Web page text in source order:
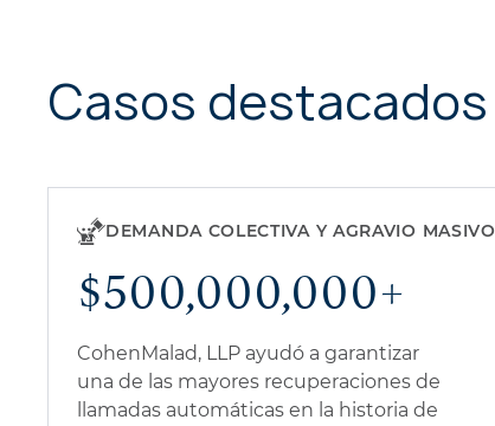
Casos destacados
DEMANDA COLECTIVA Y AGRAVIO MASIVO
$500,000,000+
CohenMalad, LLP ayudó a garantizar
una de las mayores recuperaciones de
llamadas automáticas en la historia de